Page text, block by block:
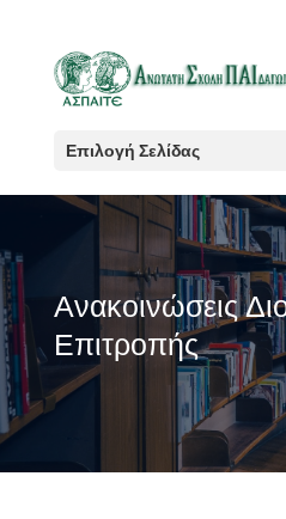
Επιλογή Σελίδας
Ανακοινώσεις
Επιτροπής